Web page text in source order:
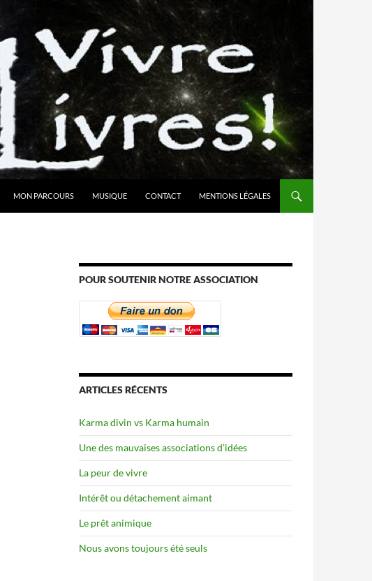
MON PARCOURS MUSIQUE CONTACT MENTIONS LÉGALES
POUR SOUTENIR NOTRE ASSOCIATION
ARTICLES RÉCENTS
Karma divin vs Karma humain
Une des mauvaises associations d’idées
La peur de vivre
Intérêt ou détachement aimant
Le prêt animique
Nous avons toujours été seuls